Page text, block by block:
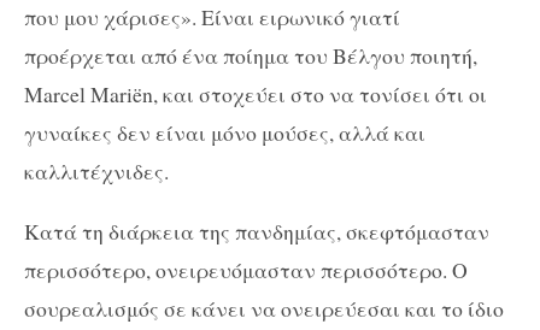
που μου χάρισες». Είναι ειρωνικό γιατί
προέρχεται από ένα ποίημα του Βέλγου ποιητή,
Marcel Mariën, και στοχεύει στο να τονίσει ότι οι
γυναίκες δεν είναι μόνο μούσες, αλλά και
καλλιτέχνιδες.
Κατά τη διάρκεια της πανδημίας, σκεφτόμασταν
περισσότερο, ονειρευόμασταν περισσότερο. Ο
σουρεαλισμός σε κάνει να ονειρεύεσαι και το ίδιο